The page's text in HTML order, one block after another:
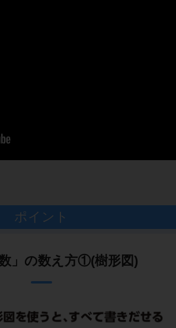
ポイント
数」の数え方①(樹形図)